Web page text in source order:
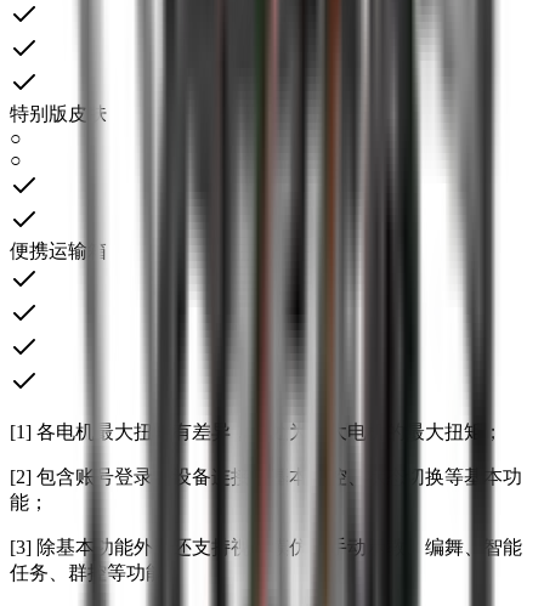
特别版皮肤
○
○
便携运输箱
[1] 各电机最大扭矩有差异，此处为最大电机的最大扭矩；
[2] 包含账号登录、设备连接、基本操控、状态切换等基本功
能；
[3] 除基本功能外，还支持视频模仿、手动示教、编舞、智能
任务、群控等功能。